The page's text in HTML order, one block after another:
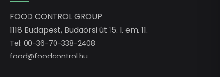
FOOD CONTROL GROUP
1118 Budapest, Budaörsi út 15. I. em. 11.
Tel: 00-36-70-338-2408
food@foodcontrol.hu